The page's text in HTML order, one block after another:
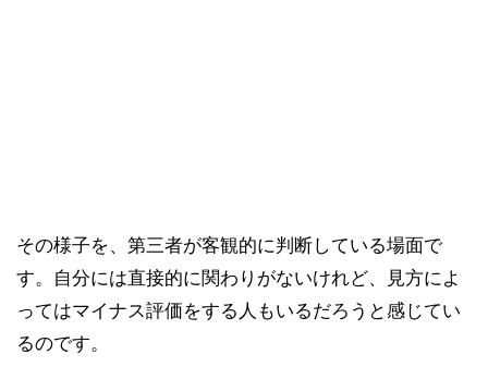
その様子を、第三者が客観的に判断している場面で
す。自分には直接的に関わりがないけれど、見方によ
ってはマイナス評価をする人もいるだろうと感じてい
るのです。